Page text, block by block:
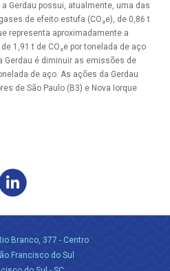
Gerdau possui, atualmente, uma das
de efeito estufa (CO₂e), de 0,86 t
representa aproximadamente a
1,91 t de CO₂e por tonelada de aço
Gerdau é diminuir as emissões de
de aço. As ações da Gerdau
de São Paulo (B3) e Nova Iorque
Branco, 377 - Centro
Francisco do Sul